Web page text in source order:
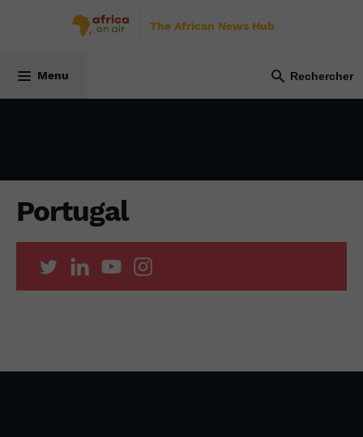
The African News Hub
Menu
Portugal